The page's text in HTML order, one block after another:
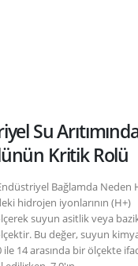
Su
Kritik Rolü
Bağlamda Neden
hidrojen iyonlarının (H+)
suyun asitlik veya
Bu değer, suyun
14 arasında bir ölçekte